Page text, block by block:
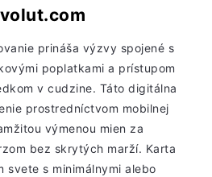
prináša výzvy spojené s
poplatkami a prístupom
v cudzine. Táto digitálna
prostredníctvom mobilnej
výmenou mien za
bez skrytých marží. Karta
svete s minimálnymi alebo